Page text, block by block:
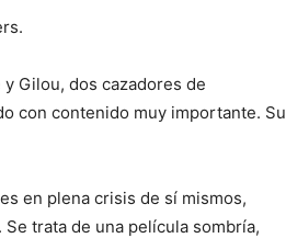
Gilou, dos cazadores de
con contenido muy importante. Su
en plena crisis de sí mismos,
trata de una película sombría,